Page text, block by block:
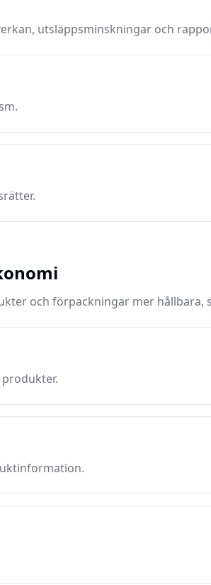
utsläppsminskningar och
och förpackningar mer hållbara,